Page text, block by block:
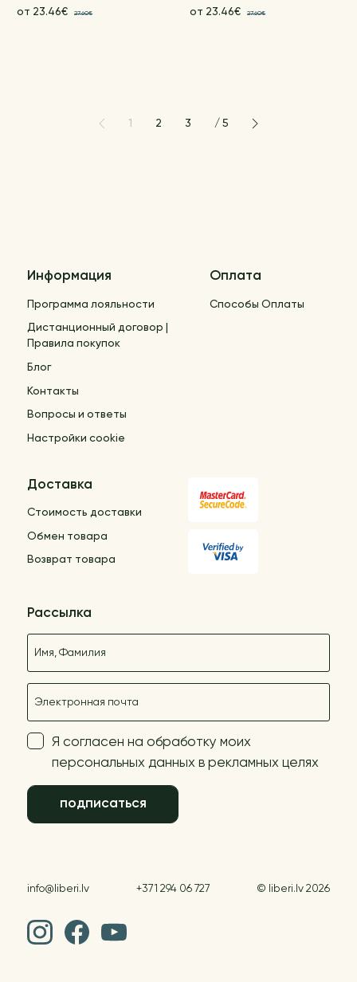
от 23.46€ 27.60€ от 23.46€ 27.60€
1 2 3 / 5
Информация
Программа лояльности
Дистанционный договор |
Правила покупок
Блог
Контакты
Вопросы и ответы
Настройки cookie
Оплата
Способы Оплаты
Доставка
Стоимость доставки
Обмен товара
Возврат товара
Рассылка
Я согласен на обработку моих
персональных данных в рекламных целях
подписаться
info@liberi.lv +371 294 06 727 © liberi.lv 2026